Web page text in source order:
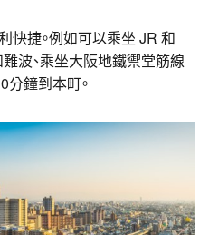
快捷。例如可以乘坐 JR 和
波、乘坐大阪地鐵禦堂筋線
分鐘到本町。